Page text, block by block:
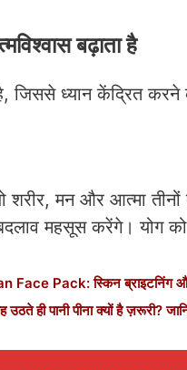
बढ़ाता है
जिससे ध्यान केंद्रित करने
शरीर, मन और आत्मा
महसूस करेंगे। योग को
Face Pack: स्किन ब्राइटनिंग
ही पानी पीना क्यों है ज़रूरी?